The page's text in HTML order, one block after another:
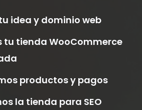
idea y dominio web
tu tienda WooCommerce
productos y pagos
la tienda para SEO